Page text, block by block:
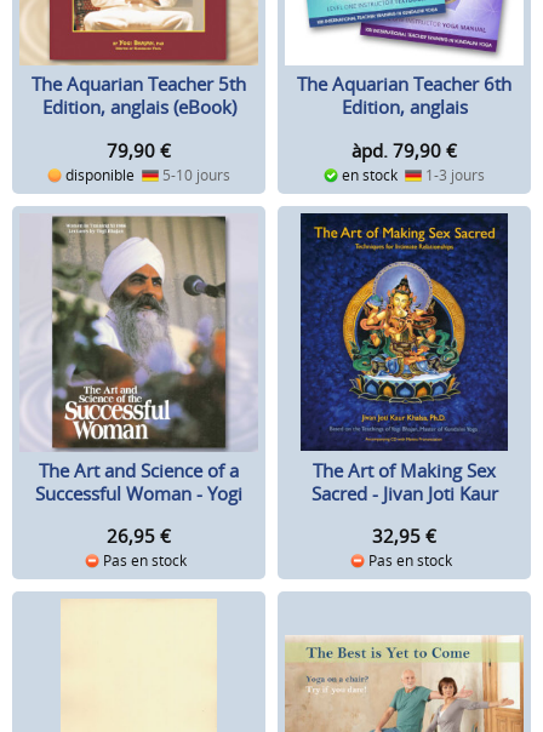
The Aquarian Teacher 5th
Edition, anglais (eBook)
79,90 €
disponible 5-10 jours
The Aquarian Teacher 6th
Edition, anglais
àpd. 79,90 €
en stock 1-3 jours
The Art and Science of a
Successful Woman - Yogi
26,95 €
Pas en stock
The Art of Making Sex
Sacred - Jivan Joti Kaur
32,95 €
Pas en stock